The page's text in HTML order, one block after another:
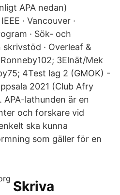
APA nedan)
· Vancouver ·
· Sök- och
· Overleaf &
3Elnät/Mek
4Test lag 2 (GMOK) -
2021 (Club Afry
APA-lathunden är en
och forskare vid
ska kunna
som gäller för en
Skriva